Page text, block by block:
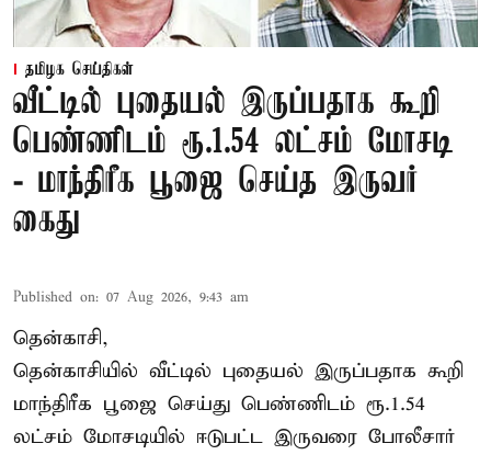
தமிழக செய்திகள்
வீட்டில் புதையல் இருப்பதாக கூறி
பெண்ணிடம் ரூ.1.54 லட்சம் மோசடி
- மாந்திரீக பூஜை செய்த இருவர்
கைது
Published on: 07 Aug 2026, 9:43 am
தென்காசி,
தென்காசியில் வீட்டில் புதையல் இருப்பதாக கூறி
மாந்திரீக பூஜை செய்து பெண்ணிடம் ரூ.1.54
லட்சம் மோசடியில் ஈடுபட்ட இருவரை போலீசார்